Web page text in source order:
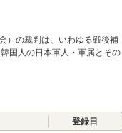
）の裁判は、いわゆる戦後補
国人の日本軍人・軍属とその
登録日